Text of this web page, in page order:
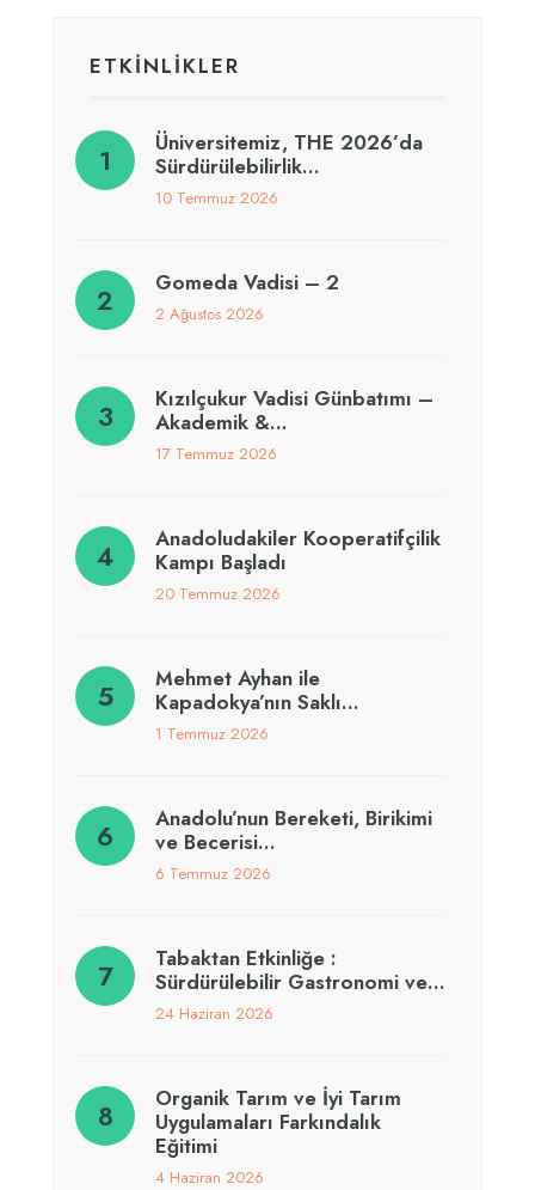
ETKİNLİKLER
Üniversitemiz, THE 2026’da
Sürdürülebilirlik…
10 Temmuz 2026
Gomeda Vadisi – 2
2 Ağustos 2026
Kızılçukur Vadisi Günbatımı –
Akademik &…
17 Temmuz 2026
Anadoludakiler Kooperatifçilik
Kampı Başladı
20 Temmuz 2026
Mehmet Ayhan ile
Kapadokya’nın Saklı…
1 Temmuz 2026
Anadolu’nun Bereketi, Birikimi
ve Becerisi…
6 Temmuz 2026
Tabaktan Etkinliğe :
Sürdürülebilir Gastronomi ve…
24 Haziran 2026
Organik Tarım ve İyi Tarım
Uygulamaları Farkındalık
Eğitimi
4 Haziran 2026